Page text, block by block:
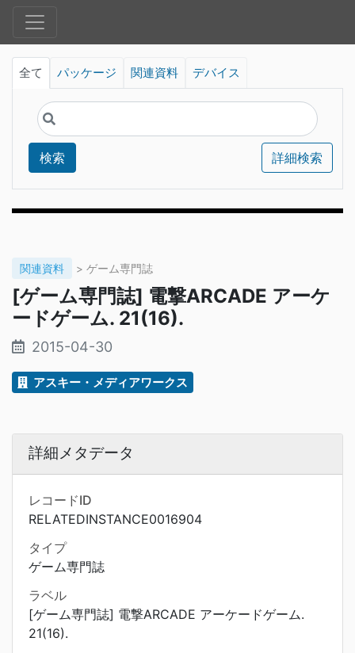
全て パッケージ 関連資料 デバイス
検索 詳細検索
関連資料 > ゲーム専門誌
[ゲーム専門誌] 電撃ARCADE アーケ
ードゲーム. 21(16).
2015-04-30
アスキー・メディアワークス
詳細メタデータ
レコードID
RELATEDINSTANCE0016904
タイプ
ゲーム専門誌
ラベル
[ゲーム専門誌] 電撃ARCADE アーケードゲーム.
21(16).